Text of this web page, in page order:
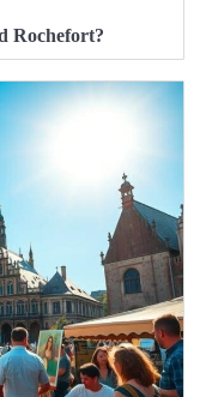
Rochefort?